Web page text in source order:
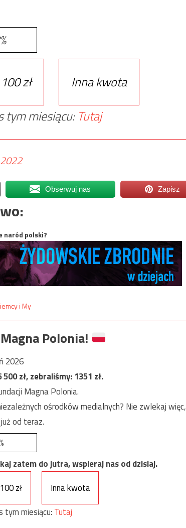
100 zł
Inna kwota
tym miesiącu: Tutaj
Obserwuj nas Zapisz
naród polski?
Polonia!
2026
500zł, zebraliśmy:1351 zł.
Magna Polonia.
ośrodków medialnych? Nie zwlekaj więc,
od teraz.
zatem do jutra, wspieraj nas od dzisiaj.
100 zł
Inna kwota
tym miesiącu: Tutaj